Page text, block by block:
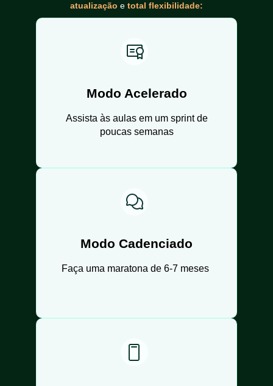
atualização e total flexibilidade:
Modo Acelerado
Assista às aulas em um sprint de
poucas semanas
Modo Cadenciado
Faça uma maratona de 6-7 meses